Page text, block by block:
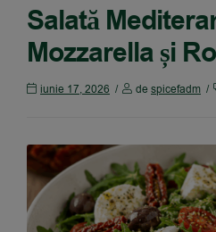
Salată
Mozzarella și
iunie 17, 2026 de spicefadm